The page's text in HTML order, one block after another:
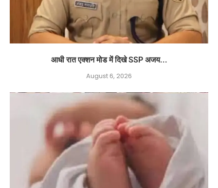
आधी रात एक्शन मोड में दिखे SSP अजय...
August 6, 2026